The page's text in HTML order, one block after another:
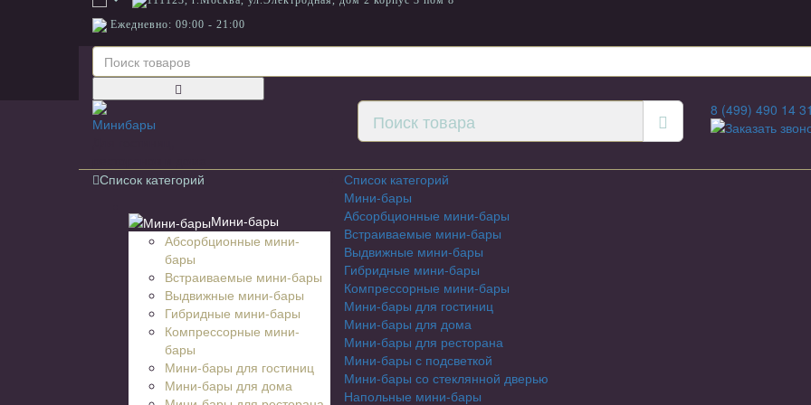
Ежедневно: 09:00 - 21:00
8 (499) 490 14 31
Заказать
Список категорий
Мини-бары
Абсорбционные мини-
бары
Встраиваемые мини-бары
Выдвижные мини-бары
Гибридные мини-бары
Компрессорные мини-
бары
Мини-бары для гостиниц
Мини-бары для дома
Список категорий
Мини-бары
Абсорбционные мини-бары
Встраиваемые мини-бары
Выдвижные мини-бары
Гибридные мини-бары
Компрессорные мини-бары
Мини-бары для гостиниц
Мини-бары для дома
Мини-бары для ресторана
Мини-бары с подсветкой
Мини-бары со стеклянной дверью
Напольные мини-бары